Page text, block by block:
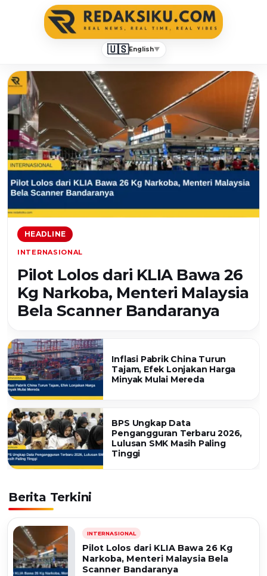
🇺🇸English▼
redaksiku.com
HEADLINE
INTERNASIONAL
Pilot Lolos dari KLIA Bawa 26
Kg Narkoba, Menteri Malaysia
Bela Scanner Bandaranya
Inflasi Pabrik China Turun
Tajam, Efek Lonjakan Harga
Minyak Mulai Mereda
BPS Ungkap Data
Pengangguran Terbaru 2026,
Lulusan SMK Masih Paling
Tinggi
Berita Terkini
INTERNASIONAL
Pilot Lolos dari KLIA Bawa 26 Kg
Narkoba, Menteri Malaysia Bela
Scanner Bandaranya